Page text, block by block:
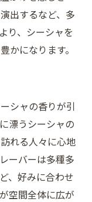
出するなど、多
り、シーシャを
かになります。
シャの香りが引
漂うシーシャの
れる人々に心地
ーバーは多種多
、好みに合わせ
空間全体に広が